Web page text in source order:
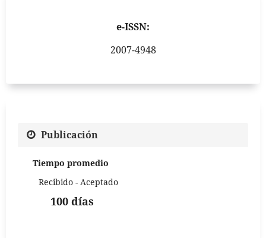
e-ISSN:
2007-4948
Publicación
Tiempo promedio
Recibido - Aceptado
100 días